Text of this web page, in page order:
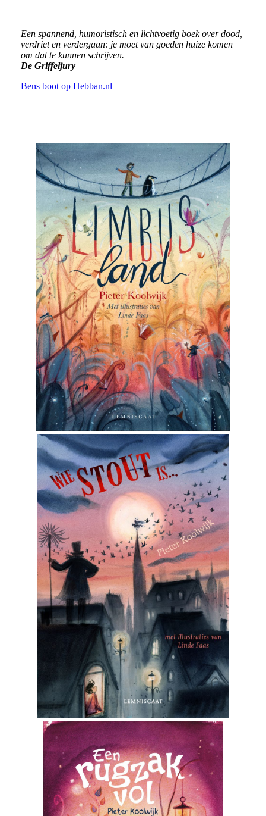
Een spannend, humoristisch en lichtvoetig boek over dood,
verdriet en verdergaan: je moet van goeden huize komen
om dat te kunnen schrijven.
De Griffeljury
Bens boot op Hebban.nl